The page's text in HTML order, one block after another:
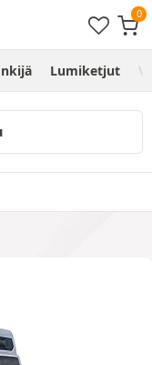
Lumiketjut